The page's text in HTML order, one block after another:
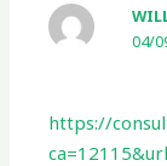
04/
https://